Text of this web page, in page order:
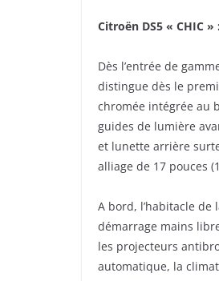
Citroën DS5 « CHIC
Dès l’entrée de
distingue dès le
chromée intégrée au
guides de lumière
et lunette arrière
alliage de 17 pouces
A bord, l’habitacle
démarrage mains
les projecteurs
automatique, la